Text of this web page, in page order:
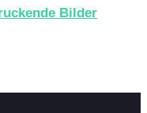
Bilder